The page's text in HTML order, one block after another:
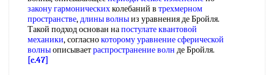
закону гармоническихколебаний в трехмерном
пространстве,длины волныиз уравнения де Бройля.
Такой подход основан напостулате квантовой
механики, согласнокоторому уравнениесферической
волныописываетраспространение волн де Бройля.
[c.47]